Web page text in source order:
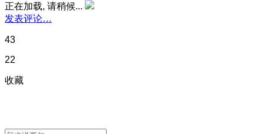
正在加载, 请稍候...
发表评论…
43
22
收藏